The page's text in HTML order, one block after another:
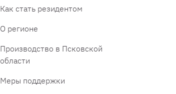
Как стать резидентом
О регионе
Производство в Псковской
области
Меры поддержки